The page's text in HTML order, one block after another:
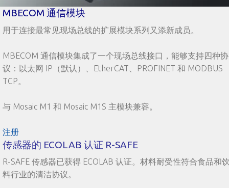
MBECOM 通信模块
用于连接最常见现场总线的扩展模块系列又添新成员。
MBECOM 通信模块集成了一个现场总线接口，能够支持四种协
议：以太网 IP（默认）、EtherCAT、PROFINET 和 MODBUS
TCP。
与 Mosaic M1 和 Mosaic M1S 主模块兼容。
注册
传感器的 ECOLAB 认证 R-SAFE
R-SAFE 传感器已获得 ECOLAB 认证。材料耐受性符合食品和
料行业的清洁协议。